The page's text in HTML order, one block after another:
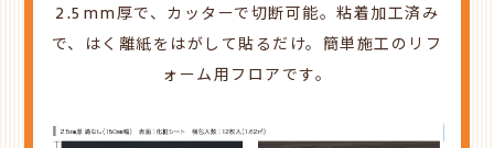
2.5mm厚で、カッターで切断可能。粘着加工済み
で、はく離紙をはがして貼るだけ。簡単施工のリフ
ォーム用フロアです。